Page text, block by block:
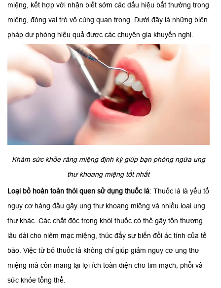
miệng, kết hợp với nhận biết sớm các dấu hiệu bất thường trong
miệng, đóng vai trò vô cùng quan trọng. Dưới đây là những biện
pháp dự phòng hiệu quả được các chuyên gia khuyến nghị.
Khám sức khỏe răng miệng định kỳ giúp bạn phòng ngừa ung
thư khoang miệng tốt nhất
Loại bỏ hoàn toàn thói quen sử dụng thuốc lá: Thuốc lá là yếu tố
nguy cơ hàng đầu gây ung thư khoang miệng và nhiều loại ung
thư khác. Các chất độc trong khói thuốc có thể gây tổn thương
lâu dài cho niêm mạc miệng, thúc đẩy sự biến đổi ác tính của tế
bào. Việc từ bỏ thuốc lá không chỉ giúp giảm nguy cơ ung thư
miệng mà còn mang lại lợi ích toàn diện cho tim mạch, phổi và
sức khỏe tổng thể.